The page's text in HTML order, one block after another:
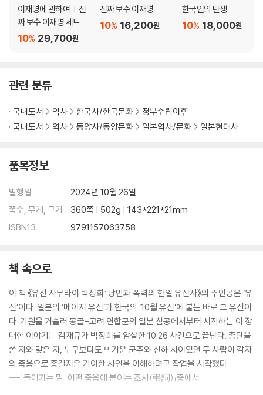
만주를 뒤흔든 폭발 / ‘지사’를 갈망하는 폭력 / 가해자의 자리에 선 국민들
/ 기타 잇키와 2·26사건 / 광기를 밀어낸 광기
난징학살과 전쟁 스포츠 ‘백 명 목 베기’ / 일본의 늪이 된 중국 / 전쟁을 위
이제 죽으러 갑니다 / 순수성 투쟁의 말로 / 가미카제와 1억 옥쇄, 죽음에
죽음을 더하기 / 전쟁 잔여물과 ‘최후의 사무라이’
실패한 공산주의자 / 올 것이 왔다
9장 절정: 최고의 사랑, 완전한 사육
재와 부리는 존재의 시대감각 / 한반도에서 태어난 유신 지사 / 사용과 사
10장 완성: 야수의 심정으로 유신의 심장을 쏘다
조선의 노기 대장 / 이상한 민주주의자들 / 그 남자의 군사부일체 / 사(死)
의 찬미 / 최후의 지사, 유신을 완성하다 / 야수의 심정으로 유신의 심장을
쏘았다
이재명에 관하여 + 진
짜 보수 이재명 세트
29,700원
10%
진짜 보수 이재명
16,200원
10%
한국인의 탄생
18,000원
10%
관련 분류
국내도서 역사 한국사/한국문화
정부수립이후
국내도서
역사 동양사/동양문화 일본역사/문화 일본현대사
품목정보
발행일
2024년 10월 26일
쪽수, 무게, 크기
360쪽 | 502g | 143*221*21mm
ISBN13
9791157063758
책 속으로
이 책 《유신 사무라이 박정희: 낭만과 폭력의 한일 유신사》의 주인공은 ‘유
신’이다. 일본의 ‘메이지 유신’과 한국의 ‘10월 유신’에 붙는 바로 그 유신이
다. 기원을 거슬러 몽골-고려 연합군의 일본 침공에서부터 시작하는 이 장
대한 이야기는 김재규가 박정희를 암살한 10.26 사건으로 끝난다. 총탄을
쏜 자와 맞은 자, 누구보다도 뜨거운 군주와 신하 사이였던 두 사람이 각자
의 죽음으로 종결지은 기이한 사연을 이해하려고 작업을 시작했다.
---「들어가는 말: 어떤 죽음에 붙이는 조사(弔詞)」중에서